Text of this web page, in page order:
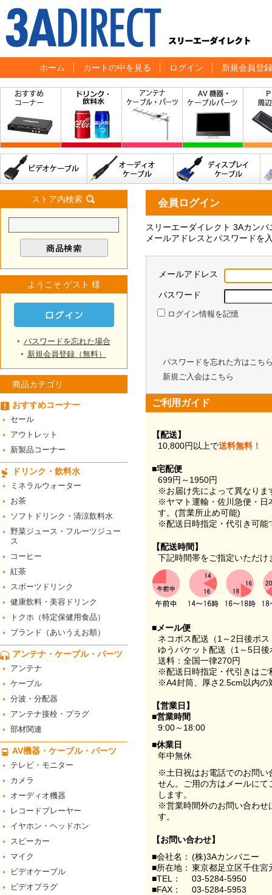
ホーム カートの中を見る ログイン 新規会員登録
会員ログイン
スリーエーダイレクト 3Aカン
メールアドレスとパスワードを
メールアドレス
パスワード
ログイン情報を記憶
パスワードを忘れた方はこち
新規ご入会はこちら
ご利用ガイド
【配送】
10,800円以上で送料無料！
■宅配便
699円～1950円
※お届け先によって異なりま
※ヤマト運輸・佐川急便・日
す。(営業所止め可能)
※配送日時指定・代引き可能
【配送時間】
下記時間帯をご指定いただけ
■メール便
ネコポス配送（1～2日後ポ
ゆうパケット配送（1～5日
送料：全国一律270円
※配送日時指定・代引きはご
※A4封筒、厚さ2.5cm以内の
【営業日】
■営業時間
9:00～18:00
■休業日
年中無休
※土日祝はお電話でのお問い
せん。ご用の方はメールに
します。
※営業時間外のお問い合わせ
す。
【お問い合わせ】
■会社名： (株)3Aカンパニー
■所在地： 東京都足立区千住
■TEL：
03-5284-5950
■FAX：
03-5284-5953
ストア内検索
ようこそ ゲスト 様
パスワードを忘れた場合
新規会員登録（無料）
商品カテゴリ
おすすめコーナー
セール
アウトレット
新製品コーナー
ドリンク・飲料水
ミネラルウォーター
お茶
ソフトドリンク・清涼飲料水
野菜ジュース・フルーツジュー
ス
コーヒー
紅茶
スポーツドリンク
健康飲料・美容ドリンク
トクホ（特定保健用食品）
ブランド（あいうえお順）
アンテナ・ケーブル・パーツ
アンテナ
ケーブル
分波・分配器
アンテナ接栓・プラグ
部材関連
AV機器・ケーブル・パーツ
テレビ・モニター
カメラ
オーディオ機器
レコードプレーヤー
イヤホン・ヘッドホン
スピーカー
マイク
ビデオケーブル
ビデオプラグ